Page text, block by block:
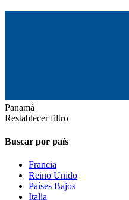
Panamá
Restablecer filtro
Buscar por país
Francia
Reino Unido
Países Bajos
Italia